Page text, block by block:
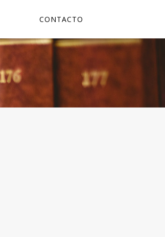
CONTACTO